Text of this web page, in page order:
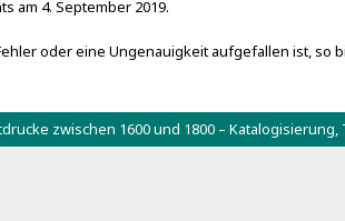
am 4. September 2019.
oder eine Ungenauigkeit aufgefallen ist, so
zwischen 1600 und 1800 –